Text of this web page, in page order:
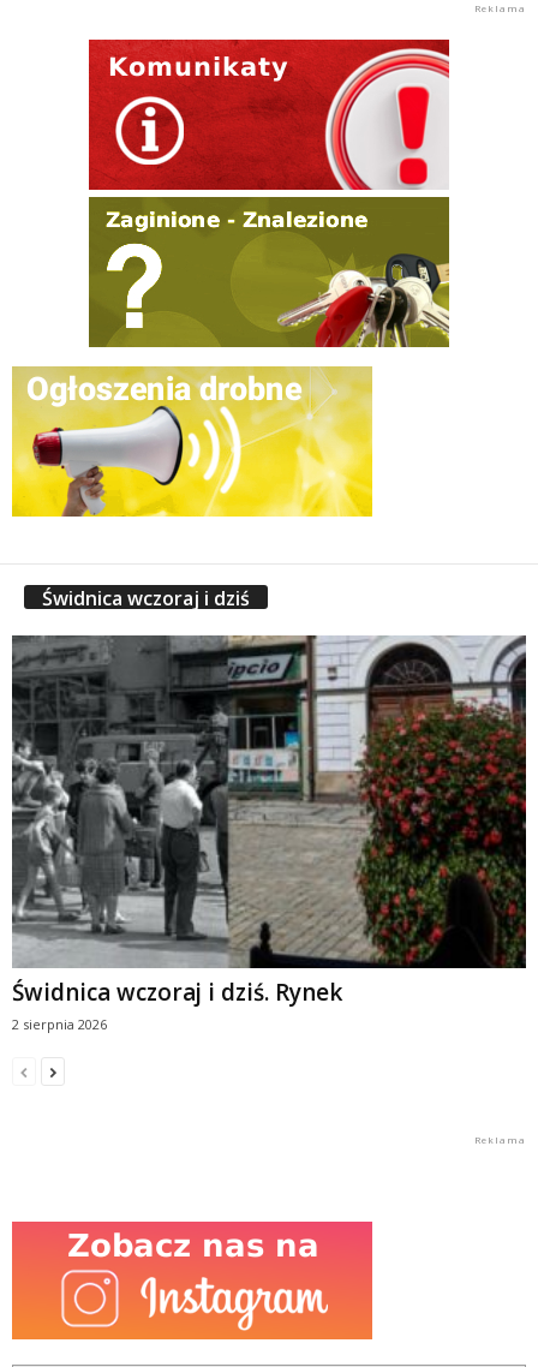
Świdnica wczoraj i dziś
Świdnica wczoraj i dziś. Rynek
2 sierpnia 2026